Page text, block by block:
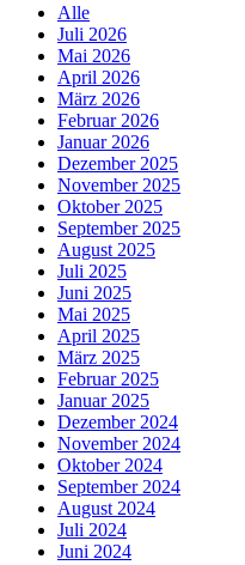
Alle
Juli 2026
Mai 2026
April 2026
März 2026
Februar 2026
Januar 2026
Dezember 2025
November 2025
Oktober 2025
September 2025
August 2025
Juli 2025
Juni 2025
Mai 2025
April 2025
März 2025
Februar 2025
Januar 2025
Dezember 2024
November 2024
Oktober 2024
September 2024
August 2024
Juli 2024
Juni 2024